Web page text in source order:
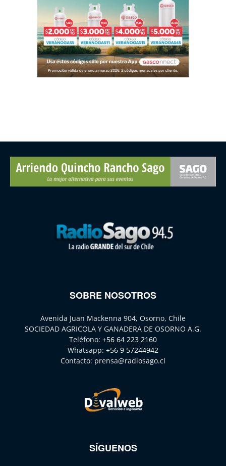
SOBRE NOSOTROS
Avenida Juan Mackenna 904, Osorno, Chile
SOCIEDAD AGRICOLA Y GANADERA DE OSORNO A.G.
Teléfono: +56 64 223 2160
Whatsapp: +56 9 57244942
Contacto: prensa@radiosago.cl
SÍGUENOS